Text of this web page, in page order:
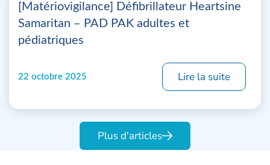
[Matériovigilance] Défibrillateur Heartsine
Samaritan – PAD PAK adultes et
pédiatriques
22 octobre 2025 Lire la suite
Plus d'articles